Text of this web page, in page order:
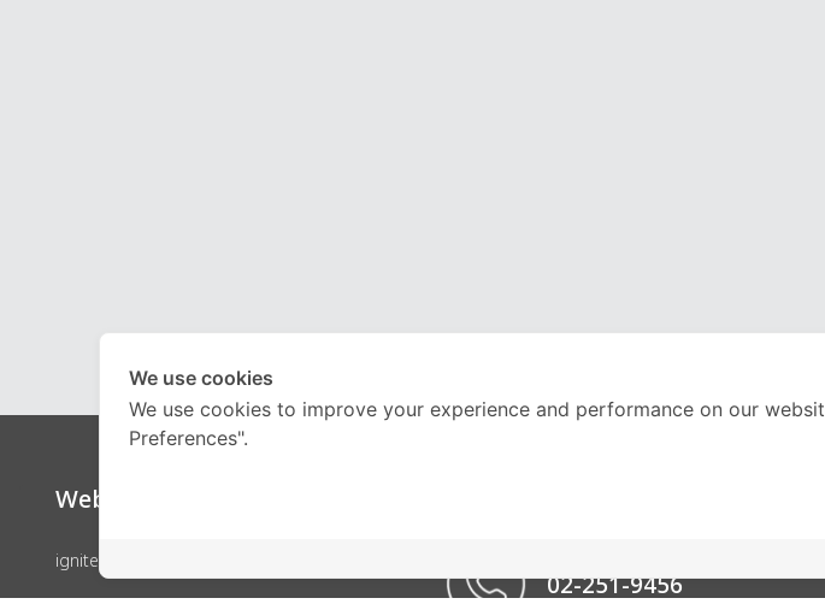
Website
ignite by OnDemand
02-251-9456
We use cookies
We use cookies to improve your experience and performance on our
Preferences".